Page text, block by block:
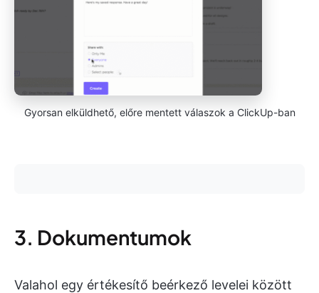
Gyorsan elküldhető, előre mentett válaszok a ClickUp-ban
3. Dokumentumok
Valahol egy értékesítő beérkező levelei között